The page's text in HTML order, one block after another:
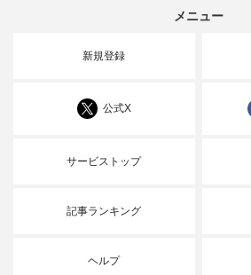
メニュー
新規登録
公式X
サービストップ
記事ランキング
ヘルプ